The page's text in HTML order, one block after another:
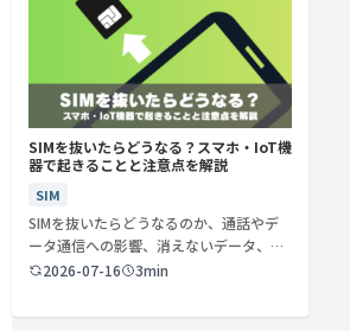
SIMを抜いたらどうなる？スマホ・IoT機
器で起きることと注意点を解説
SIM
SIMを抜いたらどうなるのか、通話やデ
ータ通信への影響、消えないデータ、解
約や端…
2026-07-16 3min